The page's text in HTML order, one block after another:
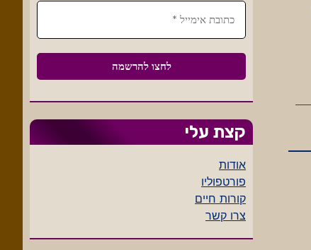
קצת עלי
אודות
פורטפוליו
קורות חיים
צרו קשר